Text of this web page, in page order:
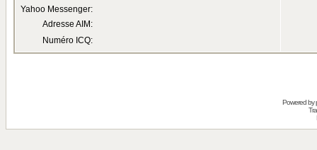
Yahoo Messenger:
Adresse AIM:
Numéro ICQ:
Powered by